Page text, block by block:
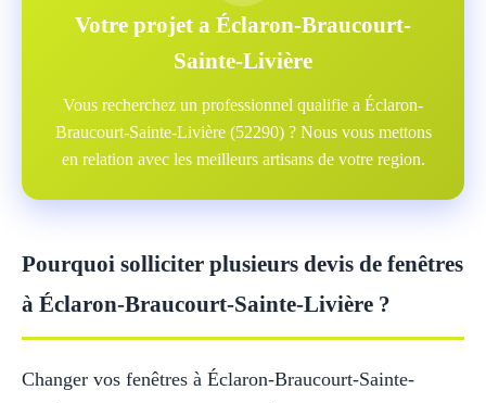
Votre projet a Éclaron-Braucourt-
Sainte-Livière
Vous recherchez un professionnel qualifie a Éclaron-
Braucourt-Sainte-Livière (52290) ? Nous vous mettons
en relation avec les meilleurs artisans de votre region.
Pourquoi solliciter plusieurs devis de fenêtres
à Éclaron-Braucourt-Sainte-Livière ?
Changer vos fenêtres à Éclaron-Braucourt-Sainte-